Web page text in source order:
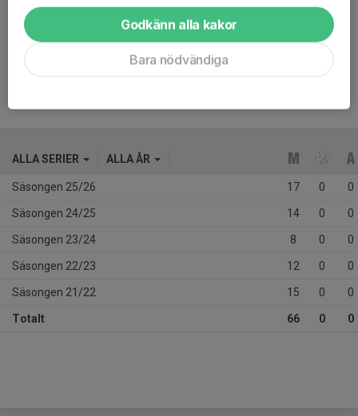
Position
-
14 år
ALLA SERIER ALLA ÅR
Säsongen 25/26 17 0 0
Säsongen 24/25 14 0 0
Säsongen 23/24 8 0 0
Säsongen 22/23 12 0 0
Säsongen 21/22 15 0 0
Totalt 66 0 0
Godkänn alla kakor
Bara nödvändiga